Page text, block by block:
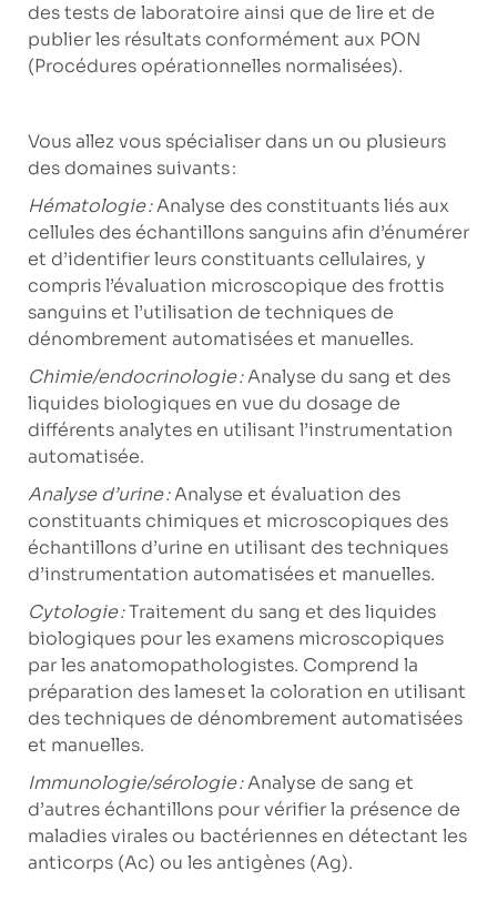
des tests de laboratoire ainsi que de lire et de
publier les résultats conformément aux PON
(Procédures opérationnelles normalisées).
Vous allez vous spécialiser dans un ou plusieurs
des domaines suivants :
Hématologie :Analyse des constituants liés aux
cellules des échantillons sanguins afin d’énumérer
et d’identifier leurs constituants cellulaires, y
compris l’évaluation microscopique des frottis
sanguins et l’utilisation de techniques de
dénombrement automatisées et manuelles.
Chimie/endocrinologie :Analyse du sang et des
liquides biologiques en vue du dosage de
différents analytes en utilisant l’instrumentation
automatisée.
Analyse d’urine :Analyse et évaluation des
constituants chimiques et microscopiques des
échantillons d’urine en utilisant des techniques
d’instrumentation automatisées et manuelles.
Cytologie :Traitement du sang et des liquides
biologiques pour les examens microscopiques
par les anatomopathologistes. Comprend la
préparation des lames et la coloration en utilisant
des techniques de dénombrement automatisées
et manuelles.
Immunologie/sérologie :Analyse de sang et
d’autres échantillons pour vérifier la présence de
maladies virales ou bactériennes en détectant les
anticorps (Ac) ou les antigènes (Ag).